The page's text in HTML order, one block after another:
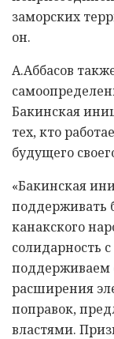
заморских
он.
А.Аббасов
Бакинская
тех, кто
будущего
«Бакинская
поддерживать
канакского
солидарность
поддерживаем
расширения
поправок,
властями.